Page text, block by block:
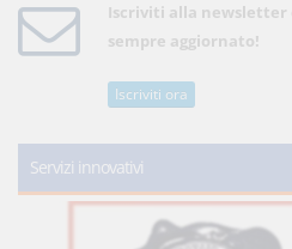
Iscriviti alla newsletter
sempre aggiornato!
Iscriviti ora
Servizi innovativi